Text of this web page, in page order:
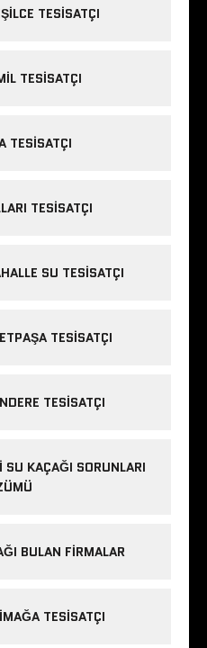
TESISATÇI
TESISATÇI
TESISATÇI
TESISATÇI
SU TESISATÇI
TESISATÇI
TESISATÇI
KAÇAĞI SORUNLARI
BULAN FIRMALAR
TESISATÇI